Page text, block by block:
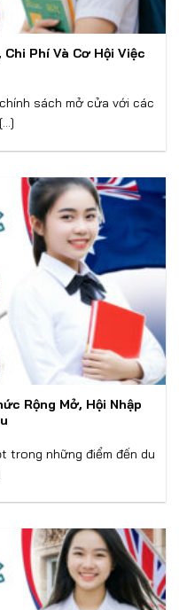
Phí Và Cơ Hội Việc
sách mở cửa với các
Rộng Mở, Hội Nhập
trong những điểm đến du